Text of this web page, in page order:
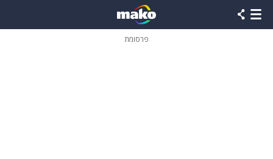
פרסומת